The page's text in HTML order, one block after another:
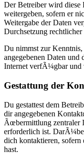
Der Betreiber wird diese
weitergeben, sofern er
Weitergabe der Daten
Durchsetzung
Du nimmst zur
angegebenen Daten
Internet verfÃ¼gbar und
Gestattung der
Du gestattest dem
dir angegebenen
Ãœbermittlung zentraler
erforderlich ist.
dich kontaktieren, sofern
hast.